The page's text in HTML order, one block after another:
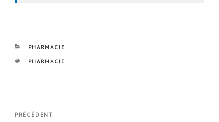
CATÉGORIES
PHARMACIE
ÉTIQUETTES
PHARMACIE
Navigation
Article
PRÉCÉDENT